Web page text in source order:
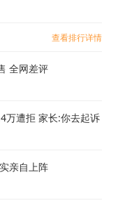
查看排行详情
全网差评
万遭拒 家长:你去起诉
亲自上阵